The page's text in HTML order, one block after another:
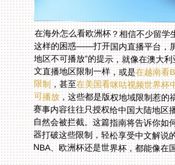
在海外怎么看欧洲杯？相信不少留学
这样的困惑——打开国内直播平台，
地区不可播放”的提示，就像在澳大
文直播地区限制一样，或是在越南看
限制，甚至在美国看咪咕视频世界杯
可播放，这些都是版权地域限制惹的
赛事内容往往只授权给中国大陆地
自然会被拦截。这篇指南将告诉你
器打破这些限制，轻松享受中文解
NBA、欧洲杯还是世界杯，都能像在